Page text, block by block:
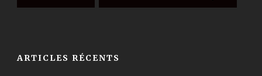
ARTICLES RÉCENTS